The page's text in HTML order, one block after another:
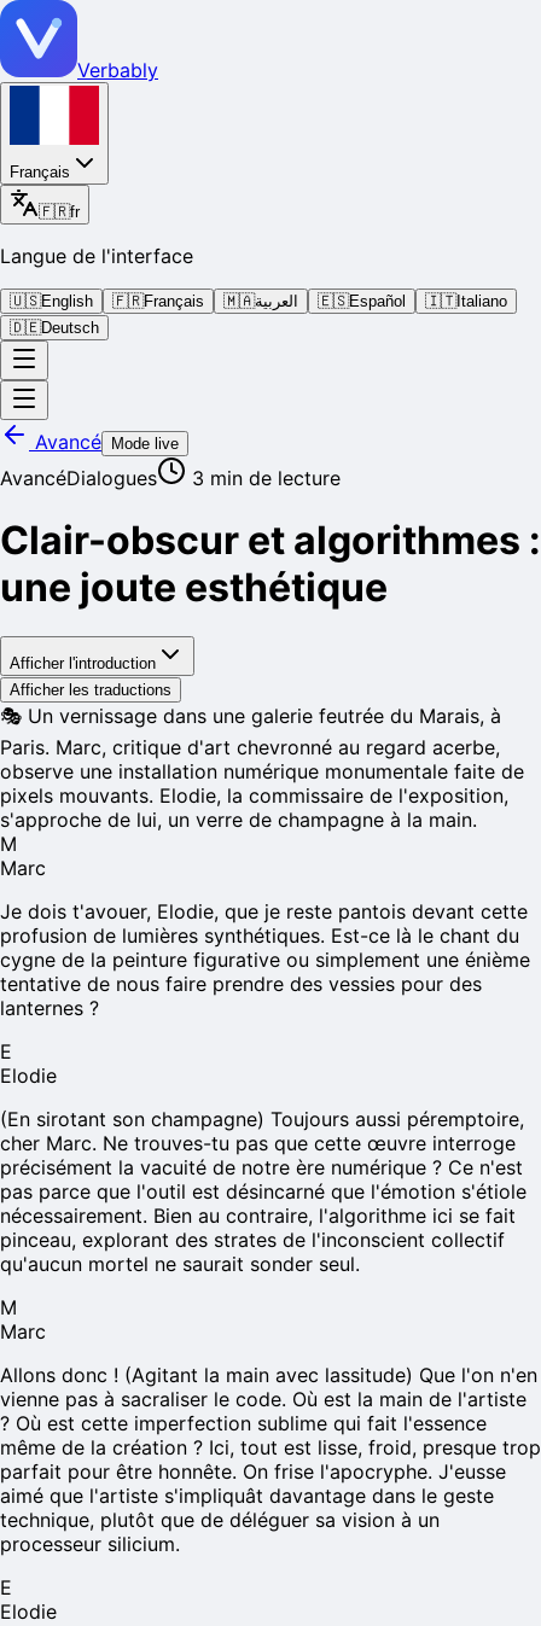
Verbably
Français
🇫🇷fr
Langue de l'interface
🇺🇸English 🇫🇷Français 🇲🇦العربية 🇪🇸Español 🇮🇹Italiano
🇩🇪Deutsch
Avancé Mode live
AvancéDialogues 3 min de lecture
Clair-obscur et algorithmes :
une joute esthétique
Afficher l'introduction
Afficher les traductions
🎭 Un vernissage dans une galerie feutrée du Marais, à
Paris. Marc, critique d'art chevronné au regard acerbe,
observe une installation numérique monumentale faite de
pixels mouvants. Elodie, la commissaire de l'exposition,
s'approche de lui, un verre de champagne à la main.
M
Marc
Je dois t'avouer, Elodie, que je reste pantois devant cette
profusion de lumières synthétiques. Est-ce là le chant du
cygne de la peinture figurative ou simplement une énième
tentative de nous faire prendre des vessies pour des
lanternes ?
E
Elodie
(En sirotant son champagne) Toujours aussi péremptoire,
cher Marc. Ne trouves-tu pas que cette œuvre interroge
précisément la vacuité de notre ère numérique ? Ce n'est
pas parce que l'outil est désincarné que l'émotion s'étiole
nécessairement. Bien au contraire, l'algorithme ici se fait
pinceau, explorant des strates de l'inconscient collectif
qu'aucun mortel ne saurait sonder seul.
M
Marc
Allons donc ! (Agitant la main avec lassitude) Que l'on n'en
vienne pas à sacraliser le code. Où est la main de l'artiste
? Où est cette imperfection sublime qui fait l'essence
même de la création ? Ici, tout est lisse, froid, presque trop
parfait pour être honnête. On frise l'apocryphe. J'eusse
aimé que l'artiste s'impliquât davantage dans le geste
technique, plutôt que de déléguer sa vision à un
processeur silicium.
E
Elodie